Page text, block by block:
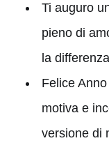
Ti auguro
pieno di
la
Felice
motiva e
versione di